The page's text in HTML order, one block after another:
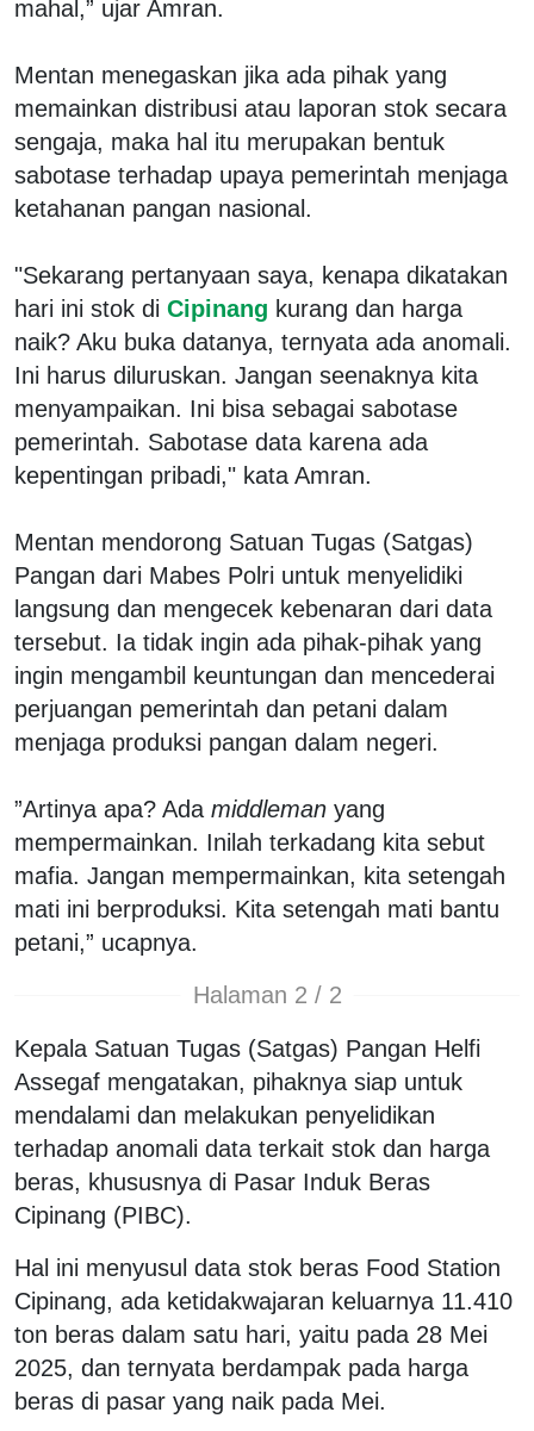
mahal,” ujar Amran.
Mentan menegaskan jika ada pihak yang
memainkan distribusi atau laporan stok secara
sengaja, maka hal itu merupakan bentuk
sabotase terhadap upaya pemerintah menjaga
ketahanan pangan nasional.
"Sekarang pertanyaan saya, kenapa dikatakan
hari ini stok di Cipinang kurang dan harga
naik? Aku buka datanya, ternyata ada anomali.
Ini harus diluruskan. Jangan seenaknya kita
menyampaikan. Ini bisa sebagai sabotase
pemerintah. Sabotase data karena ada
kepentingan pribadi," kata Amran.
Mentan mendorong Satuan Tugas (Satgas)
Pangan dari Mabes Polri untuk menyelidiki
langsung dan mengecek kebenaran dari data
tersebut. Ia tidak ingin ada pihak-pihak yang
ingin mengambil keuntungan dan mencederai
perjuangan pemerintah dan petani dalam
menjaga produksi pangan dalam negeri.
”Artinya apa? Ada middleman yang
mempermainkan. Inilah terkadang kita sebut
mafia. Jangan mempermainkan, kita setengah
mati ini berproduksi. Kita setengah mati bantu
petani,” ucapnya.
Halaman 2 / 2
Kepala Satuan Tugas (Satgas) Pangan Helfi
Assegaf mengatakan, pihaknya siap untuk
mendalami dan melakukan penyelidikan
terhadap anomali data terkait stok dan harga
beras, khususnya di Pasar Induk Beras
Cipinang (PIBC).
Hal ini menyusul data stok beras Food Station
Cipinang, ada ketidakwajaran keluarnya 11.410
ton beras dalam satu hari, yaitu pada 28 Mei
2025, dan ternyata berdampak pada harga
beras di pasar yang naik pada Mei.